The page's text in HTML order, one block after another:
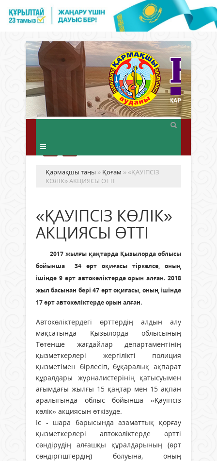
Қармақшы таңы » Қоғам » «ҚАУІПСІЗ
КӨЛІК» АКЦИЯСЫ ӨТТІ
«ҚАУІПСІЗ КӨЛІК»
АКЦИЯСЫ ӨТТІ
2017 жылғы қаңтарда Қызылорда облысы
бойынша 34 өрт оқиғасы тіркелсе, оның
ішінде 9 өрт автокөліктерде орын алған. 2018
жыл басынан бері 47 өрт оқиғасы, оның ішінде
17 өрт автокөліктерде орын алған.
Автокөліктердегі өрттердің алдын алу
мақсатында Қызылорда облысының
Төтенше жағдайлар департаментінің
қызметкерлері жергілікті полиция
қызметімен бірлесіп, бұқаралық ақпарат
құралдары журналистерінің қатысуымен
ағымдағы жылғы 15 қаңтар мен 15 ақпан
аралығында облыс бойынша «Қауіпсіз
көлік» акциясын өткізуде.
Іс - шара барысында азаматтық қорғау
қызметкерлері автокөліктерде өртті
сөндірудің алғашқы құралдарының (өрт
сөндіргіштердің) болуына, оның